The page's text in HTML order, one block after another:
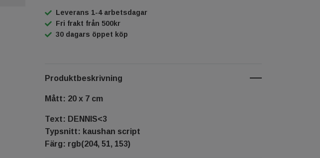
Leverans 1-4 arbetsdagar
Fri frakt från 500kr
30 dagars öppet köp
Produktbeskrivning
Mått: 20 x 7 cm
Text: DENNIS<3
Typsnitt: kaushan script
Färg: rgb(204, 51, 153)